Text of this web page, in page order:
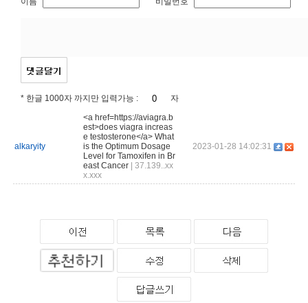
* 한글 1000자 까지만 입력가능 : 자
alkaryity
<a href=https://aviagra.b
est>does viagra increas
e testosterone</a> What
is the Optimum Dosage
Level for Tamoxifen in Br
east Cancer
| 37.139..xx
x.xxx
2023-01-28 14:02:31